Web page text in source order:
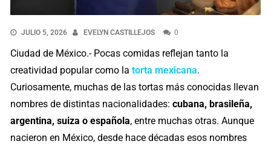
JULIO 5, 2026 EVELYN CASTILLEJOS 0
Ciudad de México.- Pocas comidas reflejan tanto la
creatividad popular como latorta mexicana.
Curiosamente, muchas de las tortas más conocidas llevan
nombres de distintas nacionalidades:cubana, brasileña,
argentina, suiza o española, entre muchas otras. Aunque
nacieron en México, desde hace décadas esos nombres